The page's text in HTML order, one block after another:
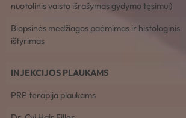
nuotolinis vaisto išrašymas gydymo tęsimui)
Biopsinės medžiagos paėmimas ir histologinis
ištyrimas
INJEKCIJOS PLAUKAMS
PRP terapija plaukams